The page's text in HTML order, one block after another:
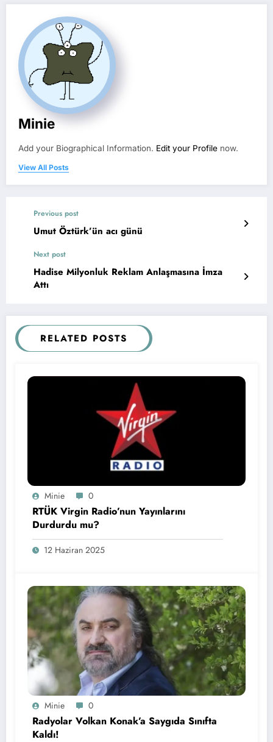
Minie
Add your Biographical Information. Edit your Profile now.
View All Posts
Previous post
Umut Öztürk’ün acı günü
Next post
Hadise Milyonluk Reklam Anlaşmasına İmza
Attı
RELATED POSTS
Minie 0
RTÜK Virgin Radio’nun Yayınlarını
Durdurdu mu?
12 Haziran 2025
Minie 0
Radyolar Volkan Konak’a Saygıda Sınıfta
Kaldı!